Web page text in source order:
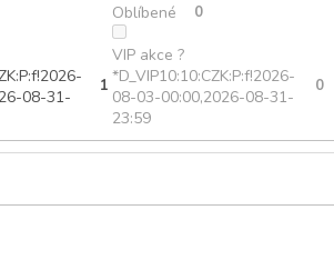
Oblíbené 0
08-31-
1
VIP akce ?
*D_VIP10:10:CZK:P:f!2026-
08-03-00:00,2026-08-31-
23:59
0